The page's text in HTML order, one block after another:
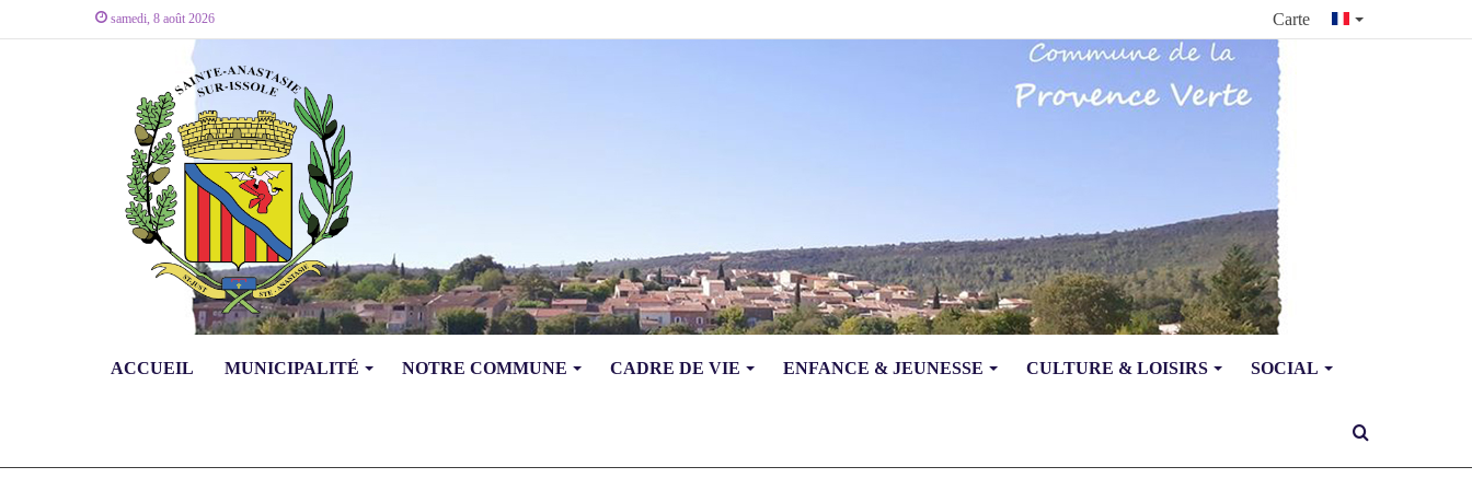
samedi, 8 août 2026 Carte
ACCUEIL MUNICIPALITÉ NOTRE COMMUNE CADRE DE VIE ENFANCE & JEUNESSE CULTURE & LOISIRS SOCIAL